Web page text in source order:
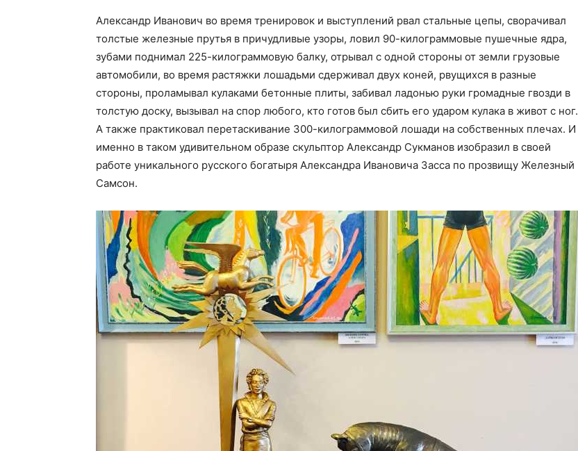
Александр Иванович во время тренировок и выступлений рвал стальные цепы, сворачивал
толстые железные прутья в причудливые узоры, ловил 90-килограммовые пушечные ядра,
зубами поднимал 225-килограммовую балку, отрывал с одной стороны от земли грузовые
автомобили, во время растяжки лошадьми сдерживал двух коней, рвущихся в разные
стороны, проламывал кулаками бетонные плиты, забивал ладонью руки громадные гвозди в
толстую доску, вызывал на спор любого, кто готов был сбить его ударом кулака в живот с ног.
А также практиковал перетаскивание 300-килограммовой лошади на собственных плечах. И
именно в таком удивительном образе скульптор Александр Сукманов изобразил в своей
работе уникального русского богатыря Александра Ивановича Засса по прозвищу Железный
Самсон.